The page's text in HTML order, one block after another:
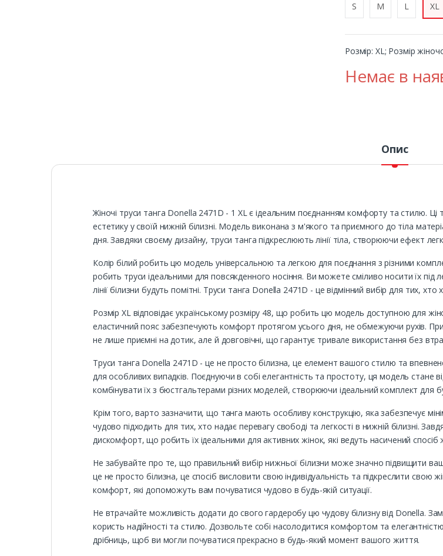
S M L XL
Розмір: XL; Розмір
Немає в
Опис
Жіночі труси танга Donella 2471D - 1 XL є ідеальним поєднанням комфорту та стилю. Ці
естетику у своїй нижній білизні. Модель виконана з м'якого та приємного до тіла
дня. Завдяки своєму дизайну, труси танга підкреслюють лінії тіла, створюючи ефект
Колір білий робить цю модель універсальною та легкою для поєднання з різними
робить труси ідеальними для повсякденного носіння. Ви можете сміливо носити їх
лінії білизни будуть помітні. Труси танга Donella 2471D - це відмінний вибір для тих,
Розмір XL відповідає українському розміру 48, що робить цю модель доступною для
еластичний пояс забезпечують комфорт протягом усього дня, не обмежуючи рухів. При
не лише приємні на дотик, але й довговічні, що гарантує тривале використання без
Труси танга Donella 2471D - це не просто білизна, це елемент вашого стилю та
для особливих випадків. Поєднуючи в собі елегантність та простоту, ця модель
комбінувати їх з бюстгальтерами різних моделей, створюючи ідеальний комплект для
Крім того, варто зазначити, що танга мають особливу конструкцію, яка забезпечує
чудово підходить для тих, хто надає перевагу свободі та легкості в нижній білизні.
дискомфорт, що робить їх ідеальними для активних жінок, які ведуть насичений спосіб
Не забувайте про те, що правильний вибір нижньої білизни може значно підвищити
це не просто білизна, це спосіб висловити свою індивідуальність та підкреслити
комфорт, які допоможуть вам почуватися чудово в будь-якій ситуації.
Не втрачайте можливість додати до свого гардеробу цю чудову білизну від Donella.
користь надійності та стилю. Дозвольте собі насолодитися комфортом та
дрібниць, щоб ви могли почуватися прекрасно в будь-який момент вашого життя.